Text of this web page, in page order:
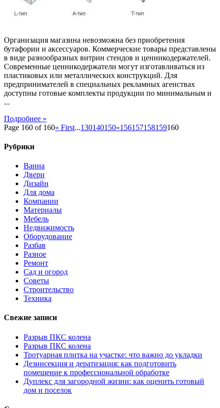
Организация магазина невозможна без приобретения
бутафории и аксессуаров. Коммерческие товары представлены
в виде разнообразных витрин стендов и ценникодержателей.
Современные ценникодержатели могут изготавливаться из
пластиковых или металлических конструкций. Для
предпринимателей в специальных рекламных агенствах
доступны готовые комплекты продукции по минимальным и
...
Подробнее »
Page 160 of 160« First...130140150«156157158159160
Рубрики
Ванна
Двери
Дизайн
Для дома
Компании
Материалы
Мебель
Недвижимость
Оборудование
Разбав
Разное
Ремонт
Сад и огород
Советы
Строительство
Техника
Свежие записи
Разрыв ПКС колена
Разрыв ПКС колена
Тротуарная плитка на участке: что важно до укладки
Дезинсекция и дератизация: как подготовить
помещение к профессиональной обработке
Дуплекс для загородной жизни: как оценить готовый
дом и поселок